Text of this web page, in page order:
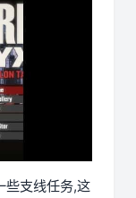
些支线任务,这